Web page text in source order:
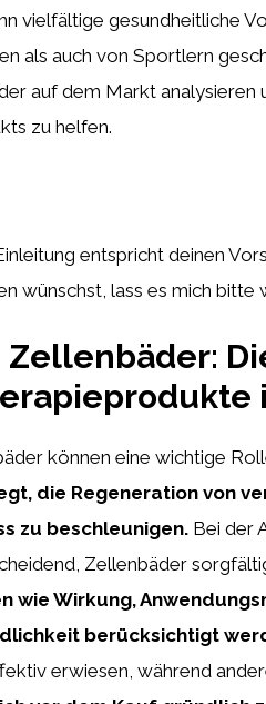
vielfältige gesundheitliche
als auch von Sportlern
auf dem Markt analysieren
zu helfen.
entspricht deinen
wünschst, lass es mich bitte
können eine wichtige
die Regeneration von
zu beschleunigen. Bei der
Zellenbäder
wie Wirkung,
berücksichtigt
erwiesen, während